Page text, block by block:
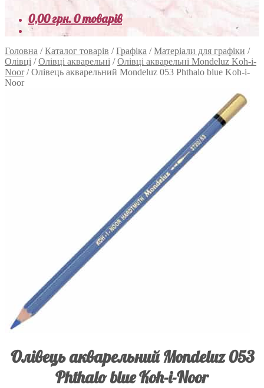
0,00грн.0 товарів
Головна /Каталог товарів /Графіка /Матеріали для графіки /
Олівці /Олівці акварельні /Олівці акварельні Mondeluz Koh-i-
Noor/Олівець акварельний Mondeluz 053 Phthalo blue Koh-i-
Noor
Олівець акварельний Mondeluz 053
Phthalo blue Koh-i-Noor